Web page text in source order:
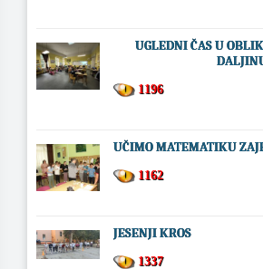
UGLEDNI ČAS U
1196
UČIMO MATEMATIKU
1162
JESENJI KROS
1337